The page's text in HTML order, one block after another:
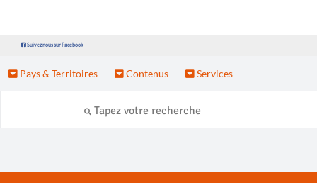
Suivez nous sur Facebook
Pays & Territoires Contenus Services